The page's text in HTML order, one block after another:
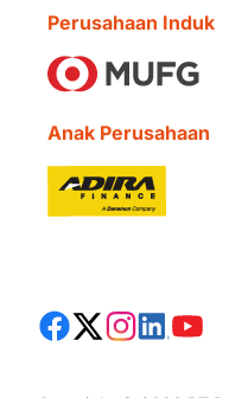
Perusahaan Induk
Anak Perusahaan